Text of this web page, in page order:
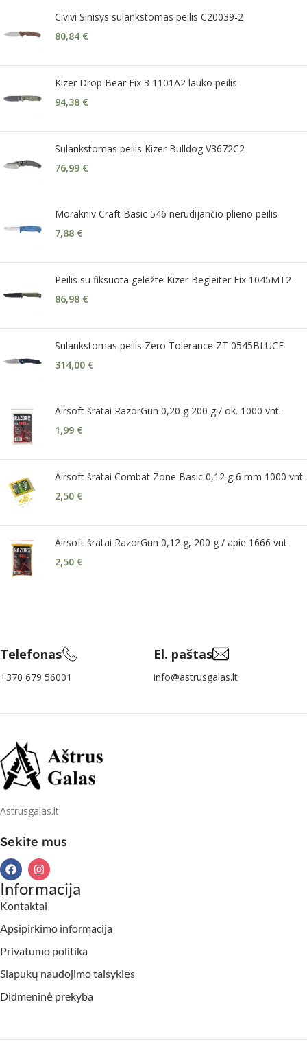
Civivi Sinisys sulankstomas peilis C20039-2
80,84 €
Kizer Drop Bear Fix 3 1101A2 lauko peilis
94,38 €
Sulankstomas peilis Kizer Bulldog V3672C2
76,99 €
Morakniv Craft Basic 546 nerūdijančio plieno peilis
7,88 €
Peilis su fiksuota geležte Kizer Begleiter Fix 1045MT2
86,98 €
Sulankstomas peilis Zero Tolerance ZT 0545BLUCF
314,00 €
Airsoft šratai RazorGun 0,20 g 200 g / ok. 1000 vnt.
1,99 €
Airsoft šratai Combat Zone Basic 0,12 g 6 mm 1000 vnt.
2,50 €
Airsoft šratai RazorGun 0,12 g, 200 g / apie 1666 vnt.
2,50 €
Telefonas
+370 679 56001
El. paštas
info@astrusgalas.lt
Astrusgalas.lt
Sekite mus
Informacija
Kontaktai
Apsipirkimo informacija
Privatumo politika
Slapukų naudojimo taisyklės
Didmeninė prekyba